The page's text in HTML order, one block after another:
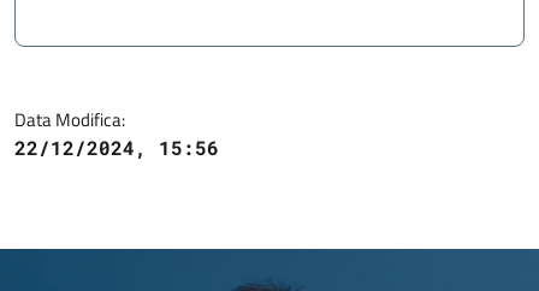
Data Modifica:
22/12/2024, 15:56